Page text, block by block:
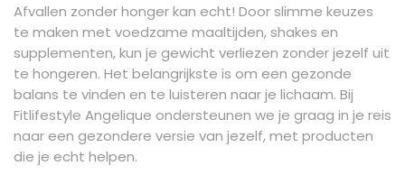
Afvallen zonder honger kan echt! Door slimme keuzes
te maken met voedzame maaltijden, shakes en
supplementen, kun je gewicht verliezen zonder jezelf uit
te hongeren. Het belangrijkste is om een gezonde
balans te vinden en te luisteren naar je lichaam. Bij
Fitlifestyle Angelique ondersteunen we je graag in je reis
naar een gezondere versie van jezelf, met producten
die je echt helpen.